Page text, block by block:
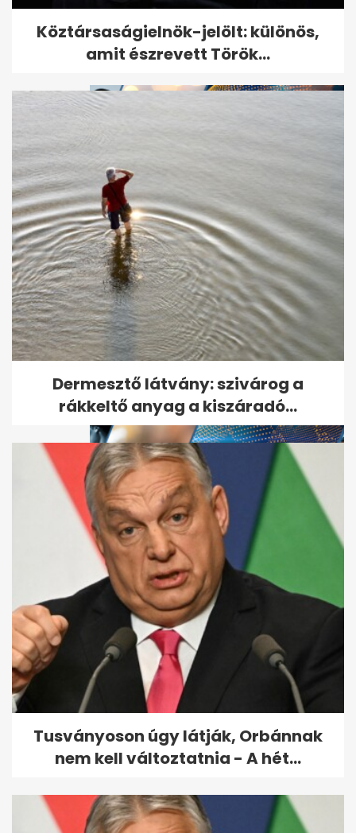
Döntött a bíróság Till Tamás
gyilkosáról
Kiderült, ki ölte meg Till
Tamást, de a gyilkos
szabadon...
Kiderült, hogyan végzett
gyilkosa a Budapesten eltűnt
amerikai...
Köztársaságielnök-jelölt: különös,
amit észrevett Török...
Dermesztő látvány: szivárog a
rákkeltő anyag a kiszáradó...
Tusványoson úgy látják, Orbánnak
nem kell változtatnia - A hét...